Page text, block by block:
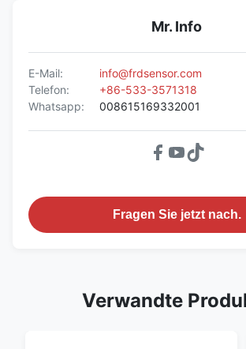
Mr. Info
E-Mail:
info@frdsensor.com
Telefon:
+86-533-3571318
Whatsapp:
008615169332001
Fragen Sie jetzt nach.
Verwandte